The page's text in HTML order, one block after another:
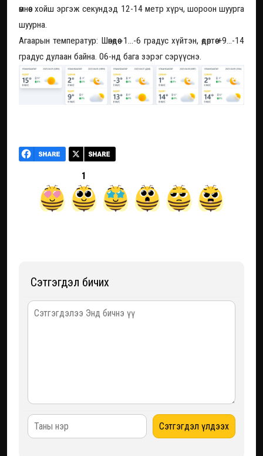
өмнөөс хойш эргэж секундэд 12-14 метр хүрч, шороон шуурга
шуурна.
Агаарын температур: Шөнөдөө -1...-6 градус хүйтэн, өдөртөө +9...-14
градус дулаан байна. 06-нд бага зэрэг сэрүүснэ.
1
Сэтгэгдэл бичих